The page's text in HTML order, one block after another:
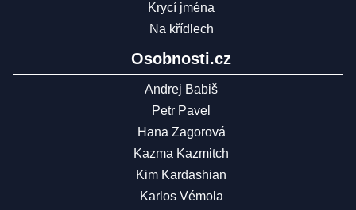
Krycí jména
Na křídlech
Osobnosti.cz
Andrej Babiš
Petr Pavel
Hana Zagorová
Kazma Kazmitch
Kim Kardashian
Karlos Vémola